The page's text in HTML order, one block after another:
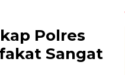
Polres
Sangat